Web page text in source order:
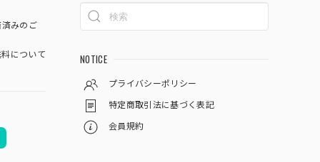
みのご
について NOTICE
プライバシーポリシー
特定商取引法に基づく表記
会員規約